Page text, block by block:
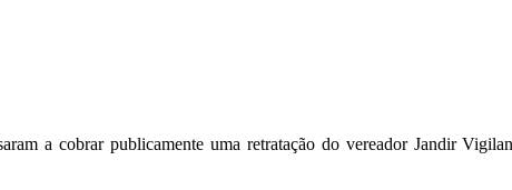
a cobrar publicamente uma retratação do vereador Jandir